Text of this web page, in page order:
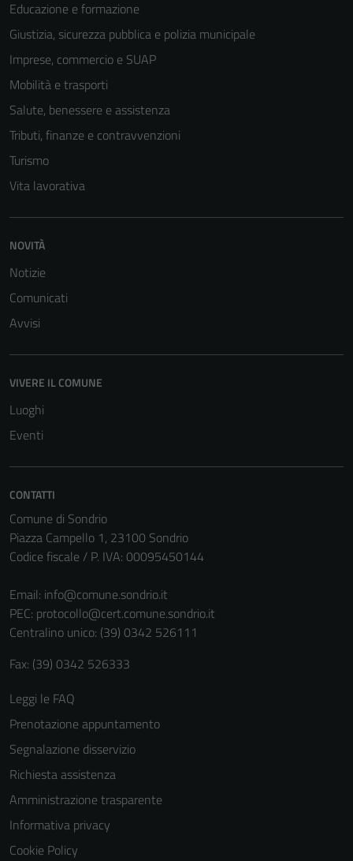
Educazione e formazione
Giustizia, sicurezza pubblica e polizia municipale
Imprese, commercio e SUAP
Mobilità e trasporti
Salute, benessere e assistenza
Tributi, finanze e contravvenzioni
Turismo
Vita lavorativa
NOVITÀ
Notizie
Comunicati
Avvisi
VIVERE IL COMUNE
Luoghi
Eventi
CONTATTI
Comune di Sondrio
Piazza Campello 1, 23100 Sondrio
Codice fiscale / P. IVA: 00095450144
Email: info@comune.sondrio.it
PEC: protocollo@cert.comune.sondrio.it
Centralino unico: (39) 0342 526111
Fax: (39) 0342 526333
Leggi le FAQ
Prenotazione appuntamento
Segnalazione disservizio
Richiesta assistenza
Amministrazione trasparente
Informativa privacy
Cookie Policy